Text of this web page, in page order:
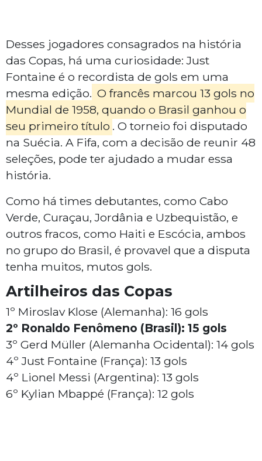
Desses jogadores consagrados na história
das Copas, há uma curiosidade: Just
Fontaine é o recordista de gols em uma
mesma edição. O francês marcou 13 gols no
Mundial de 1958, quando o Brasil ganhou o
seu primeiro título . O torneio foi disputado
na Suécia. A Fifa, com a decisão de reunir 48
seleções, pode ter ajudado a mudar essa
história.
Como há times debutantes, como Cabo
Verde, Curaçau, Jordânia e Uzbequistão, e
outros fracos, como Haiti e Escócia, ambos
no grupo do Brasil, é provavel que a disputa
tenha muitos, mutos gols.
Artilheiros das Copas
1º Miroslav Klose (Alemanha): 16 gols
2º Ronaldo Fenômeno (Brasil): 15 gols
3º Gerd Müller (Alemanha Ocidental): 14 gols
4º Just Fontaine (França): 13 gols
4º Lionel Messi (Argentina): 13 gols
6º Kylian Mbappé (França): 12 gols